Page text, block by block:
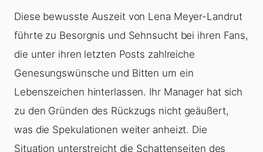
Diese bewusste Auszeit von Lena Meyer-Landrut
führte zu Besorgnis und Sehnsucht bei ihren Fans,
die unter ihren letzten Posts zahlreiche
Genesungswünsche und Bitten um ein
Lebenszeichen hinterlassen. Ihr Manager hat sich
zu den Gründen des Rückzugs nicht geäußert,
was die Spekulationen weiter anheizt. Die
Situation unterstreicht die Schattenseiten des